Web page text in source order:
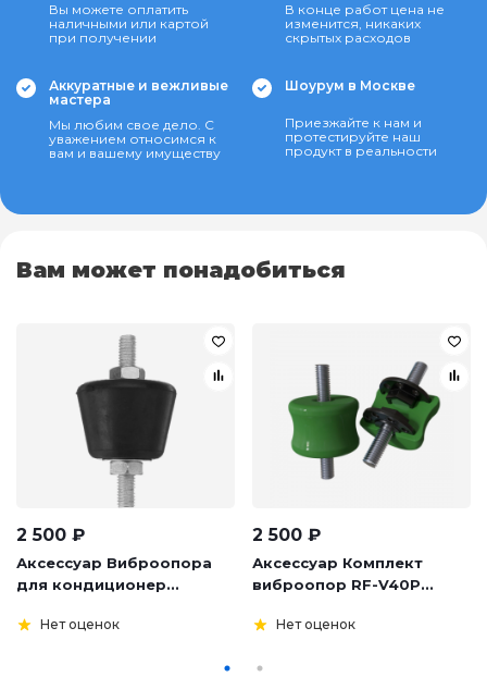
Вы можете оплатить
наличными или картой
при получении
В конце работ цена не
изменится, никаких
скрытых расходов
Аккуратные и вежливые
мастера
Мы любим свое дело. С
уважением относимся к
вам и вашему имуществу
Шоурум в Москве
Приезжайте к нам и
протестируйте наш
продукт в реальности
Вам может понадобиться
2 500 ₽
Аксессуар Виброопора
для кондиционер...
Нет оценок
2 500 ₽
Аксессуар Комплект
виброопор RF-V40P...
Нет оценок